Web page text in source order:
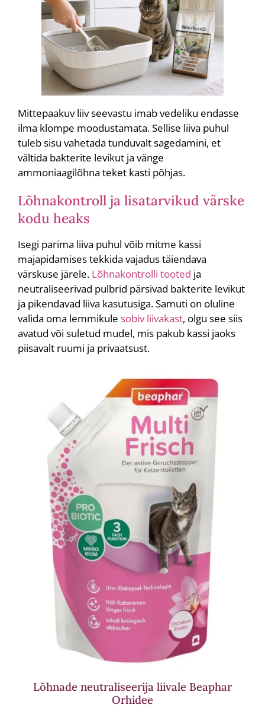
Mittepaakuv liiv seevastu imab vedeliku endasse
ilma klompe moodustamata. Sellise liiva puhul
tuleb sisu vahetada tunduvalt sagedamini, et
vältida bakterite levikut ja vänge
ammoniaagilõhna teket kasti põhjas.
Lõhnakontroll ja lisatarvikud värske
kodu heaks
Isegi parima liiva puhul võib mitme kassi
majapidamises tekkida vajadus täiendava
värskuse järele. Lõhnakontrolli tooted ja
neutraliseerivad pulbrid pärsivad bakterite levikut
ja pikendavad liiva kasutusiga. Samuti on oluline
valida oma lemmikule sobiv liivakast, olgu see siis
avatud või suletud mudel, mis pakub kassi jaoks
piisavalt ruumi ja privaatsust.
Lõhnade neutraliseerija liivale Beaphar
Orhidee